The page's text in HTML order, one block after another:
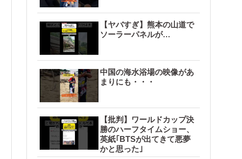
【ヤバすぎ】熊本の山道で
ソーラーパネルが…
中国の海水浴場の映像があ
まりにも・・・
【批判】ワールドカップ決
勝のハーフタイムショー、
英紙｢BTSが出てきて悪夢
かと思った｣